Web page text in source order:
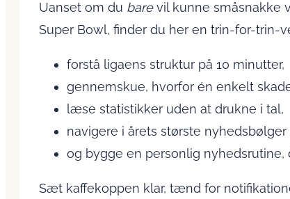
Uanset om du barevil kunne småsnakke
Super Bowl, finder du her en trin-for-trin-
forstå ligaens struktur på 10 minutter,
gennemskue, hvorfor én enkelt
læse statistikker uden at drukne i tal,
navigere i årets største nyheds­bølger
og bygge en personlig nyhedsrutine,
Sæt kaffekoppen klar, tænd for